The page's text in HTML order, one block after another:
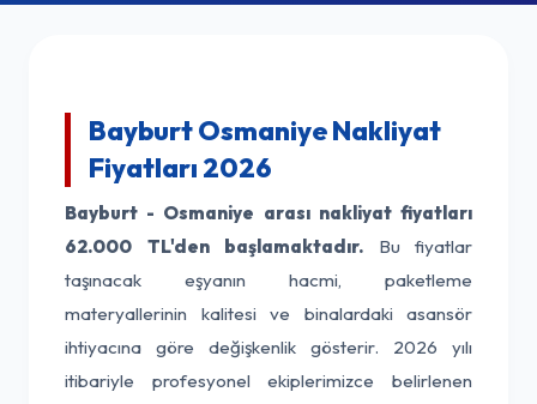
Bayburt Osmaniye Nakliyat
Fiyatları 2026
Bayburt - Osmaniye arası nakliyat fiyatları
62.000 TL'den başlamaktadır. Bu fiyatlar
taşınacak eşyanın hacmi, paketleme
materyallerinin kalitesi ve binalardaki asansör
ihtiyacına göre değişkenlik gösterir. 2026 yılı
itibariyle profesyonel ekiplerimizce belirlenen